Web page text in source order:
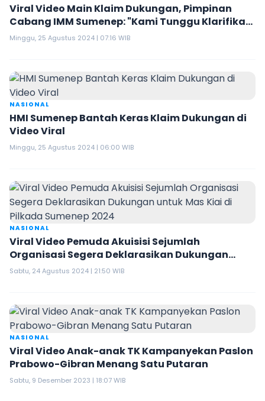
Viral Video Main Klaim Dukungan, Pimpinan
Cabang IMM Sumenep: "Kami Tunggu Klarifikasi
Oknum Tersebut"
Minggu, 25 Agustus 2024 | 07:16 WIB
NASIONAL
HMI Sumenep Bantah Keras Klaim Dukungan di
Video Viral
Minggu, 25 Agustus 2024 | 06:00 WIB
NASIONAL
Viral Video Pemuda Akuisisi Sejumlah
Organisasi Segera Deklarasikan Dukungan
untuk Mas Kiai di Pilkada Sumenep 2024
Sabtu, 24 Agustus 2024 | 21:50 WIB
NASIONAL
Viral Video Anak-anak TK Kampanyekan Paslon
Prabowo-Gibran Menang Satu Putaran
Sabtu, 9 Desember 2023 | 18:07 WIB